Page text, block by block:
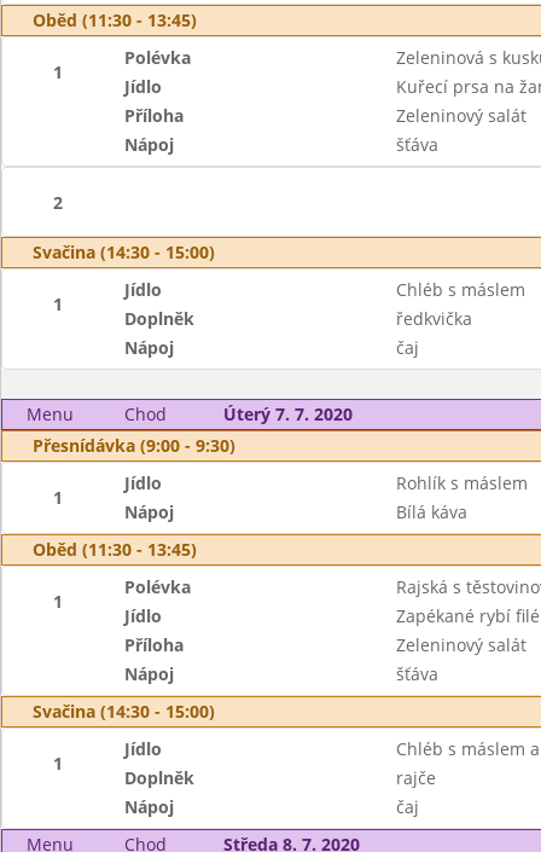
Oběd (11:30 - 13:45)
1
Polévka
Zeleninová s
Jídlo
Kuřecí prsa na
Příloha
Zeleninový salát
Nápoj
šťáva
2
Svačina (14:30 - 15:00)
1
Jídlo
Chléb s máslem
Doplněk
ředkvička
Nápoj
čaj
Menu Chod
Úterý 7. 7. 2020
Přesnídávka (9:00 - 9:30)
1
Jídlo
Rohlík s máslem
Nápoj
Bílá káva
Oběd (11:30 - 13:45)
1
Polévka
Rajská s
Jídlo
Zapékané rybí
Příloha
Zeleninový salát
Nápoj
šťáva
Svačina (14:30 - 15:00)
1
Jídlo
Chléb s máslem
Doplněk
rajče
Nápoj
čaj
Menu
Chod
Středa 8. 7. 2020